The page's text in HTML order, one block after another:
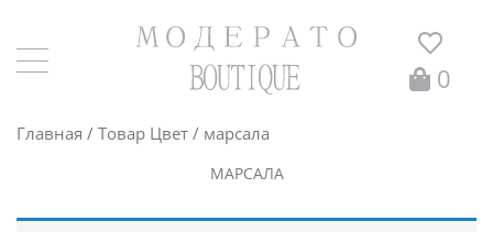
0
Главная / Товар Цвет / марсала
МАРСАЛА